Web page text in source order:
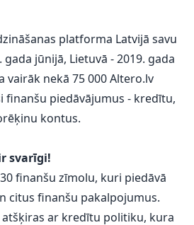
platforma Latvijā savu
jūnijā, Lietuvā - 2019. gada
vairāk nekā 75 000 Altero.lv
finanšu piedāvājumus - kredītu,
kontus.
svarīgi!
finanšu zīmolu, kuri piedāvā
citus finanšu pakalpojumus.
atšķiras ar kredītu politiku, kura